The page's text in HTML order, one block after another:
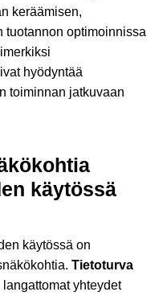
keräämisen,
tuotannon optimoinnissa
hyödyntää
toiminnan jatkuvaan
käytössä
käytössä on
Tietoturva
yhteydet